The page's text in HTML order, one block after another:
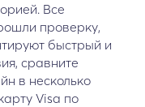
Все
проверку,
быстрый и
сравните
в несколько
Visa по